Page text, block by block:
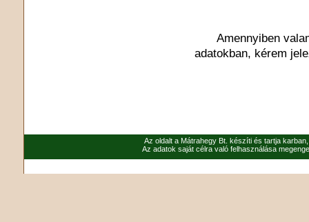
Amennyiben
adatokban, kérem
Az oldalt a Mátrahegy Bt. készíti és tartja
Az adatok saját célra való felhasználása